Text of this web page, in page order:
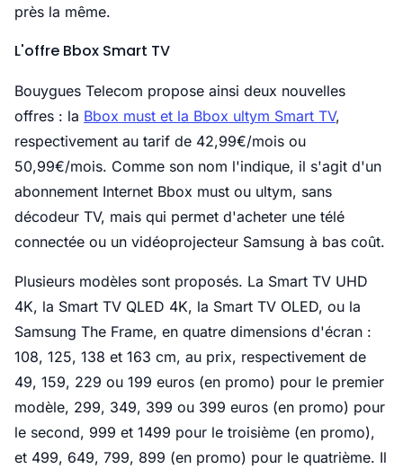
près la même.
L'offre Bbox Smart TV
Bouygues Telecom propose ainsi deux nouvelles
offres : la Bbox must et la Bbox ultym Smart TV,
respectivement au tarif de 42,99€/mois ou
50,99€/mois. Comme son nom l'indique, il s'agit d'un
abonnement Internet Bbox must ou ultym, sans
décodeur TV, mais qui permet d'acheter une télé
connectée ou un vidéoprojecteur Samsung à bas coût.
Plusieurs modèles sont proposés. La Smart TV UHD
4K, la Smart TV QLED 4K, la Smart TV OLED, ou la
Samsung The Frame, en quatre dimensions d'écran :
108, 125, 138 et 163 cm, au prix, respectivement de
49, 159, 229 ou 199 euros (en promo) pour le premier
modèle, 299, 349, 399 ou 399 euros (en promo) pour
le second, 999 et 1499 pour le troisième (en promo),
et 499, 649, 799, 899 (en promo) pour le quatrième. Il